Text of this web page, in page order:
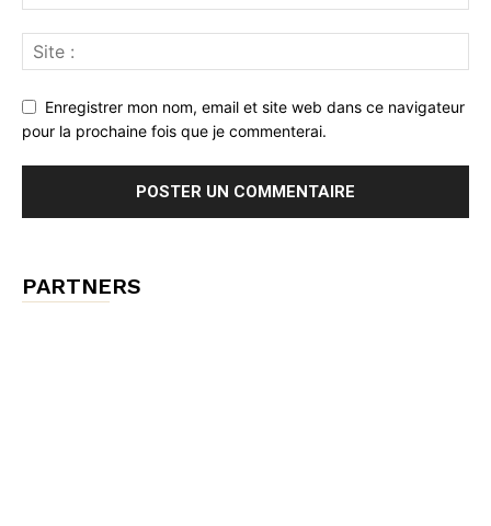
Enregistrer mon nom, email et site web dans ce navigateur
pour la prochaine fois que je commenterai.
PARTNERS